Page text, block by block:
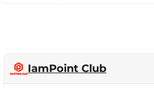
IamPoint Club